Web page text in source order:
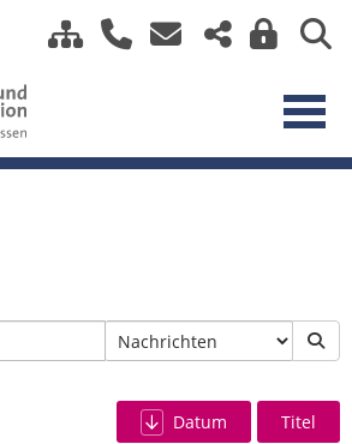
Datum Titel